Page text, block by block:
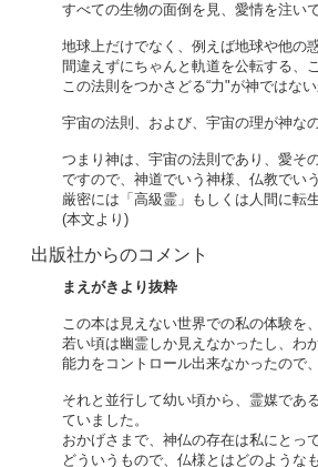
すべての生物の面倒を見、愛情を注い
地球上だけでなく、例えば地球や他の
間違えずにちゃんと軌道を公転する、
この法則をつかさどる“力"が神ではない
宇宙の法則、および、宇宙の理が神なの
つまり神は、宇宙の法則であり、愛そ
ですので、神道でいう神様、仏教でい
厳密には「高級霊」もしくは人間に転
(本文より)
出版社からのコメント
まえがきより抜粋
この本は見えない世界での私の体験を
若い頃は幽霊しか見えなかったし、わ
能力をコントロール出来なかったので
それと並行して幼い頃から、霊媒であ
ていました。
おかげさまで、神仏の存在は私にとっ
どういうもので、仏様とはどのような